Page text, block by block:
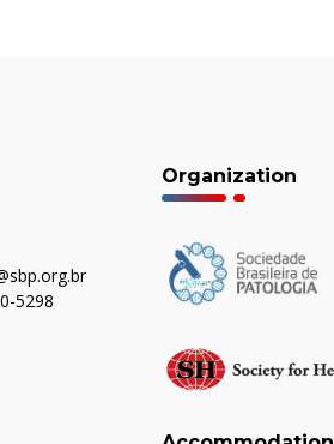
5298
Organization